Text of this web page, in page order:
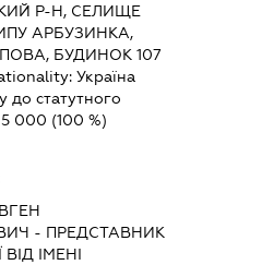
Р-Н, СЕЛИЩЕ
АРБУЗИНКА,
БУДИНОК 107
Україна
до статутного
5 000 (100 %)
- ПРЕДСТАВНИК
ІМЕНІ